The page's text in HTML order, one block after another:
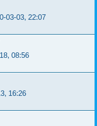
03-03, 22:07
08:56
16:26